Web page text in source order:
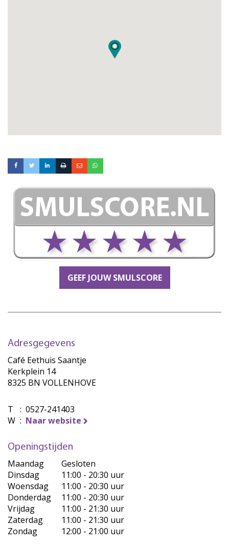
GEEF JOUW SMULSCORE
Adresgegevens
Café Eethuis Saantje
Kerkplein 14
8325 BN VOLLENHOVE
T : 0527-241403
W : Naar website
Openingstijden
Maandag
Gesloten
Dinsdag
11:00 - 20:30 uur
Woensdag
11:00 - 20:30 uur
Donderdag
11:00 - 20:30 uur
Vrijdag
11:00 - 21:30 uur
Zaterdag
11:00 - 21:30 uur
Zondag
12:00 - 21:00 uur